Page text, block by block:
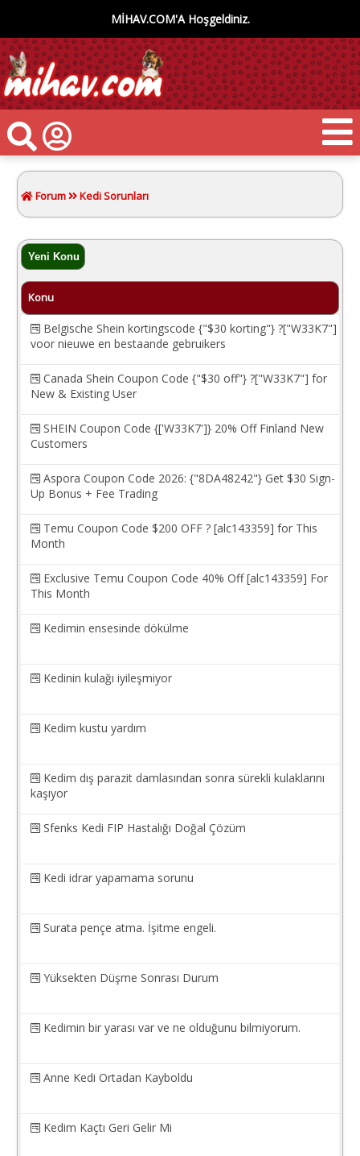
MİHAV.COM'A Hoşgeldiniz.
Forum Kedi Sorunları
Konu
Belgische Shein kortingscode {"$30 korting"} ?["W33K7"]
voor nieuwe en bestaande gebruikers
Canada Shein Coupon Code {"$30 off"} ?["W33K7"] for
New & Existing User
SHEIN Coupon Code {['W33K7']} 20% Off Finland New
Customers
Aspora Coupon Code 2026: {"8DA48242"} Get $30 Sign-
Up Bonus + Fee Trading
Temu Coupon Code $200 OFF ? [alc143359] for This
Month
Exclusive Temu Coupon Code 40% Off [alc143359] For
This Month
Kedimin ensesinde dökülme
Kedinin kulağı iyileşmiyor
Kedim kustu yardım
Kedim dış parazit damlasından sonra sürekli kulaklarını
kaşıyor
Sfenks Kedi FIP Hastalığı Doğal Çözüm
Kedi idrar yapamama sorunu
Surata pençe atma. İşitme engeli.
Yüksekten Düşme Sonrası Durum
Kedimin bir yarası var ve ne olduğunu bilmiyorum.
Anne Kedi Ortadan Kayboldu
Kedim Kaçtı Geri Gelir Mi